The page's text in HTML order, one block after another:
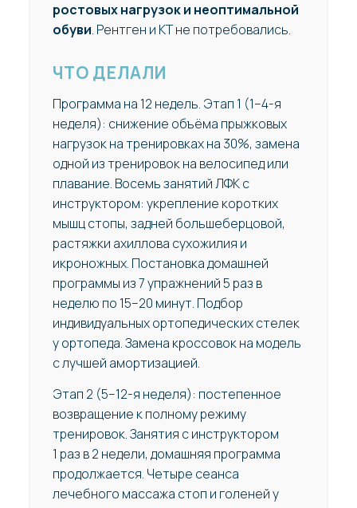
ростовых нагрузок и неоптимальной
обуви. Рентген и КТ не потребовались.
ЧТО ДЕЛАЛИ
Программа на 12 недель. Этап 1 (1–4-я
неделя): снижение объёма прыжковых
нагрузок на тренировках на 30%, замена
одной из тренировок на велосипед или
плавание. Восемь занятий ЛФК с
инструктором: укрепление коротких
мышц стопы, задней большеберцовой,
растяжки ахиллова сухожилия и
икроножных. Постановка домашней
программы из 7 упражнений 5 раз в
неделю по 15–20 минут. Подбор
индивидуальных ортопедических стелек
у ортопеда. Замена кроссовок на модель
с лучшей амортизацией.
Этап 2 (5–12-я неделя): постепенное
возвращение к полному режиму
тренировок. Занятия с инструктором
1 раз в 2 недели, домашняя программа
продолжается. Четыре сеанса
лечебного массажа стоп и голеней у